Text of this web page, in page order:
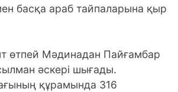
басқа араб тайпаларына қыр
өтпей Мәдинадан Пайғамбар
құрамында 316